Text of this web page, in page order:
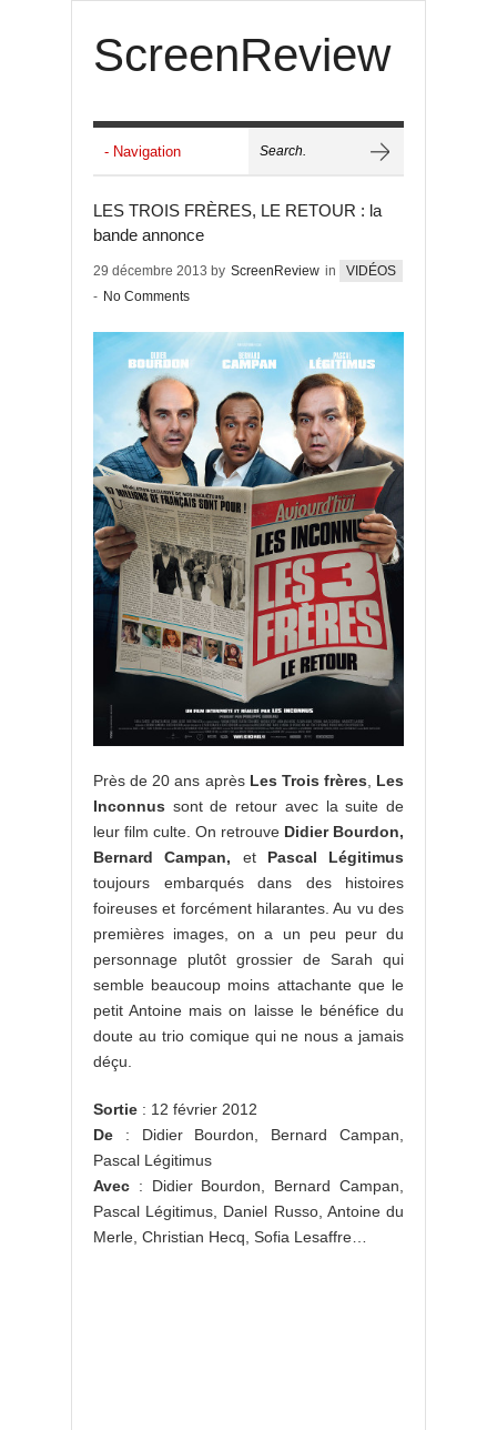
ScreenReview
LES TROIS FRÈRES, LE RETOUR : la
bande annonce
29 décembre 2013 by ScreenReview in
VIDÉOS
- No Comments
Près de 20 ans après Les Trois frères, Les
Inconnus sont de retour avec la suite de
leur film culte. On retrouve Didier Bourdon,
Bernard Campan, et Pascal Légitimus
toujours embarqués dans des histoires
foireuses et forcément hilarantes. Au vu des
premières images, on a un peu peur du
personnage plutôt grossier de Sarah qui
semble beaucoup moins attachante que le
petit Antoine mais on laisse le bénéfice du
doute au trio comique qui ne nous a jamais
déçu.
Sortie : 12 février 2012
De : Didier Bourdon, Bernard Campan,
Pascal Légitimus
Avec : Didier Bourdon, Bernard Campan,
Pascal Légitimus, Daniel Russo, Antoine du
Merle, Christian Hecq, Sofia Lesaffre…